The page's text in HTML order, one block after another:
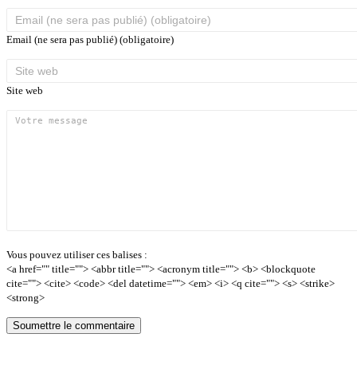
Email (ne sera pas publié) (obligatoire)
Site web
Vous pouvez utiliser ces balises :
<a href="" title=""> <abbr title=""> <acronym title=""> <b> <blockquote
cite=""> <cite> <code> <del datetime=""> <em> <i> <q cite=""> <s> <strike>
<strong>